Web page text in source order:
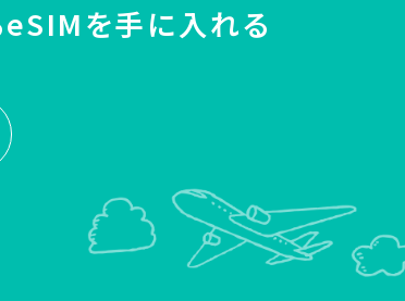
eSIMを手に入れる